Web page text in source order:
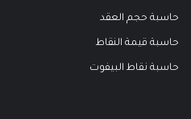
حاسبة حجم العقد
حاسبة قيمة النقاط
حاسبة نقاط البيفوت